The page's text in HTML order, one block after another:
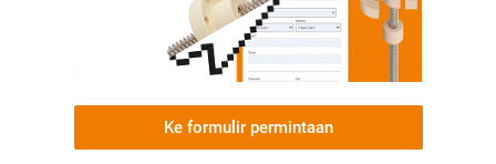
Ke formulir permintaan